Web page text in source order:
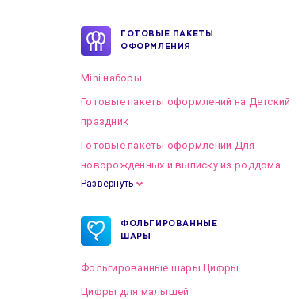
ГОТОВЫЕ ПАКЕТЫ
ОФОРМЛЕНИЯ
Mini наборы
Готовые пакеты оформлений на Детский
праздник
Готовые пакеты оформлений Для
новорожденных и выписку из роддома
Готовые пакеты оформлений на Свадьбу
Развернуть
ФОЛЬГИРОВАННЫЕ
ШАРЫ
Фольгированные шары Цифры
Цифры для малышей